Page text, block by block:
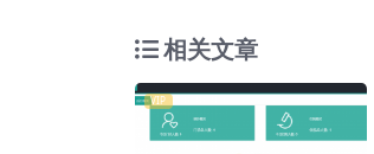
相关文章
VIP